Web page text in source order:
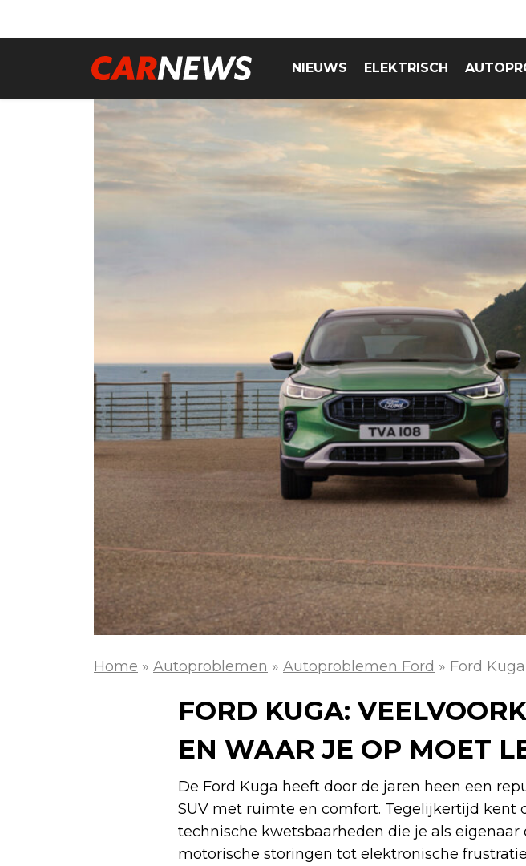
NIEUWS ELEKTRISCH
Home » Autoproblemen » Autoproblemen Ford » Ford Kuga
FORD KUGA:
EN WAAR JE OP MOET
De Ford Kuga heeft door de jaren heen een
SUV met ruimte en comfort. Tegelijkertijd
technische kwetsbaarheden die je als
motorische storingen tot elektronische